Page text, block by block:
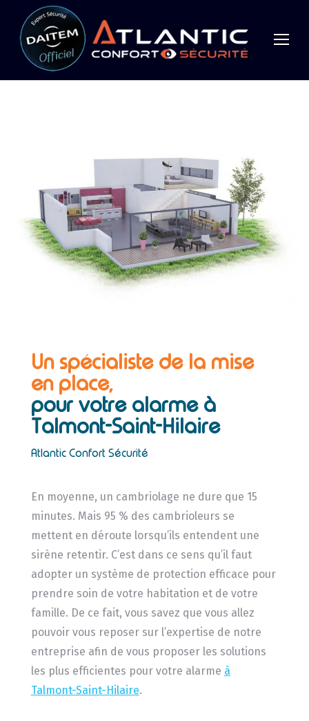
Un spécialiste de la mise
en place,
pour votre alarme à
Talmont-Saint-Hilaire
Atlantic Confort Sécurité
En moyenne, un cambriolage ne dure que 15
minutes. Mais 95 % des cambrioleurs se
mettent en déroute lorsqu’ils entendent une
sirène retentir. C’est dans ce sens qu’il faut
adopter un système de protection efficace pour
prendre soin de votre habitation et de votre
famille. De ce fait, vous savez que vous allez
pouvoir vous reposer sur l’expertise de notre
entreprise afin de vous proposer les solutions
les plus efficientes pour votre alarme à
Talmont-Saint-Hilaire.